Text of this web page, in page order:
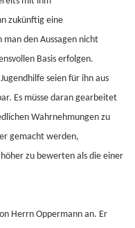
zukünftig eine
den Aussagen nicht
Basis erfolgen.
seien für ihn aus
Es müsse daran gearbeitet
Wahrnehmungen zu
gemacht werden,
zu bewerten als die einer
Herrn Oppermann an. Er